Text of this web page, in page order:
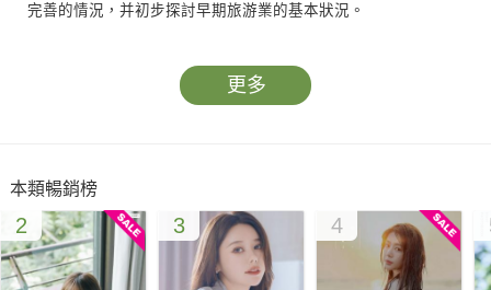
完善的情況，并初步探討早期旅游業的基本狀況。
更多
本類暢銷榜
2 3 4